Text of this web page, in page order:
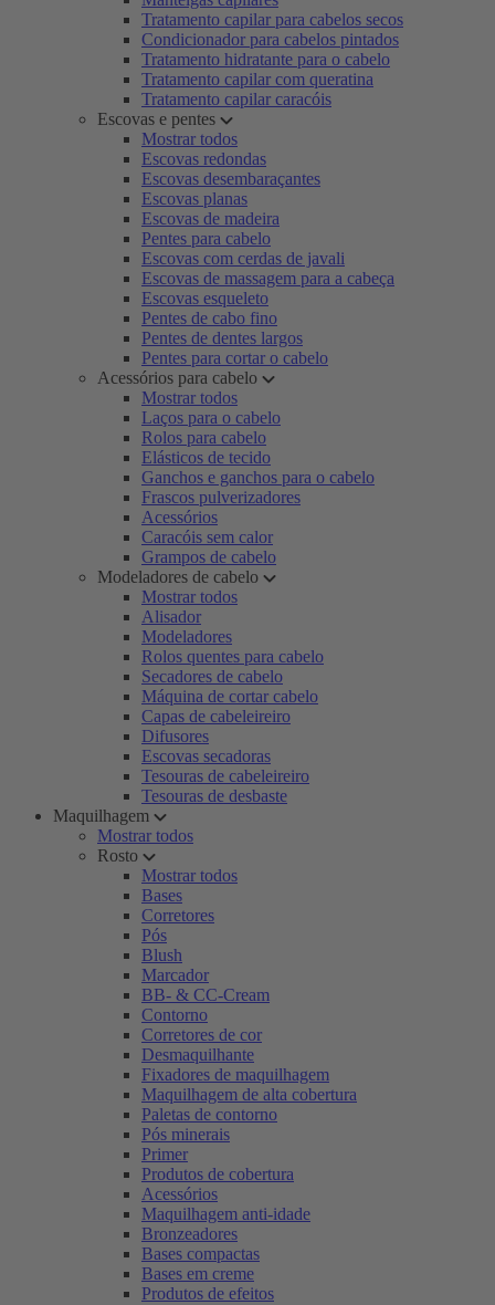
Tratamento capilar para cabelos secos
Condicionador para cabelos pintados
Tratamento hidratante para o cabelo
Tratamento capilar com queratina
Tratamento capilar caracóis
Escovas e pentes
Mostrar todos
Escovas redondas
Escovas desembaraçantes
Escovas planas
Escovas de madeira
Pentes para cabelo
Escovas com cerdas de javali
Escovas de massagem para a cabeça
Escovas esqueleto
Pentes de cabo fino
Pentes de dentes largos
Pentes para cortar o cabelo
Acessórios para cabelo
Mostrar todos
Laços para o cabelo
Rolos para cabelo
Elásticos de tecido
Ganchos e ganchos para o cabelo
Frascos pulverizadores
Acessórios
Caracóis sem calor
Grampos de cabelo
Modeladores de cabelo
Mostrar todos
Alisador
Modeladores
Rolos quentes para cabelo
Secadores de cabelo
Máquina de cortar cabelo
Capas de cabeleireiro
Difusores
Escovas secadoras
Tesouras de cabeleireiro
Tesouras de desbaste
Maquilhagem
Mostrar todos
Rosto
Mostrar todos
Bases
Corretores
Pós
Blush
Marcador
BB- & CC-Cream
Contorno
Corretores de cor
Desmaquilhante
Fixadores de maquilhagem
Maquilhagem de alta cobertura
Paletas de contorno
Pós minerais
Primer
Produtos de cobertura
Acessórios
Maquilhagem anti-idade
Bronzeadores
Bases compactas
Bases em creme
Produtos de efeitos